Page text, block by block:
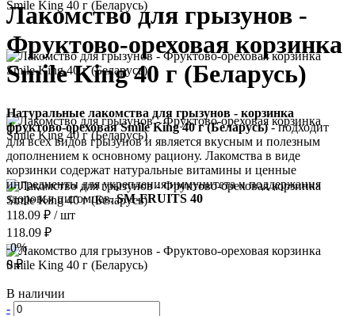
Лакомство для грызунов -
Фруктово-ореховая корзинка
Smile King 40 г (Беларусь)
Натуральные лакомства для грызунов - корзинка
фруктово-ореховая Smile King 40 г (Беларусь)- подходит
для всех видов грызунов и является вкусным и полезным
дополнением к основному рациону. Лакомства в виде
корзинки содержат натуральные витамины и ценные
ингредиенты для укрепления иммунитета и поддержания
здоровья питомцев.SM-FRUITS 40
118.09 ₽ / шт
118.09 ₽
-0%
0 ₽
В наличии
-